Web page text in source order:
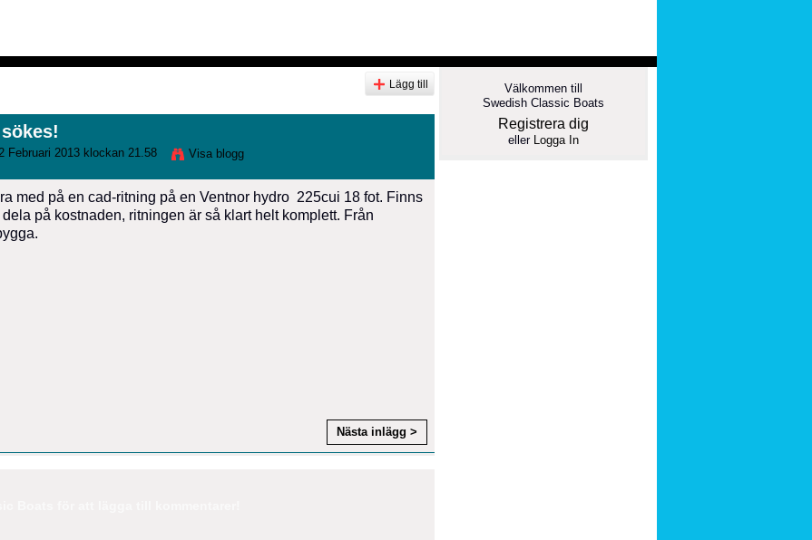
Lägg till
Februari 2013 klockan 21.58 Visa blogg
med på en cad-ritning på en Ventnor hydro 225cui 18 fot. Finns
på kostnaden, ritningen är så klart helt komplett. Från
Nästa inlägg >
Välkommen till
Swedish Classic Boats
Registrera dig
eller Logga In